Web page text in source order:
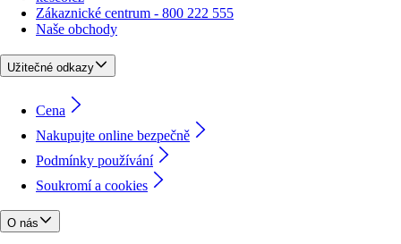
Zákaznické centrum - 800 222 555
Naše obchody
Užitečné odkazy
Cena
Nakupujte online bezpečně
Podmínky používání
Soukromí a cookies
O nás